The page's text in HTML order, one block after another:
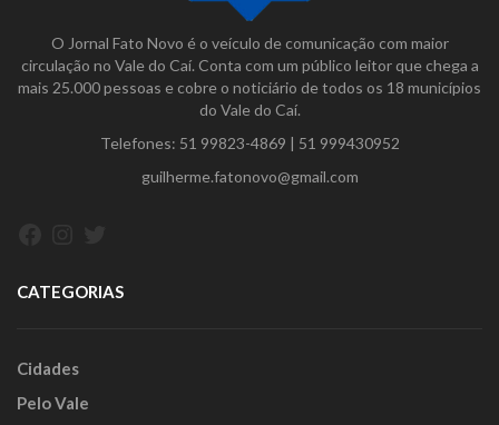
O Jornal Fato Novo é o veículo de comunicação com maior
circulação no Vale do Caí. Conta com um público leitor que chega a
mais 25.000 pessoas e cobre o noticiário de todos os 18 municípios
do Vale do Caí.
Telefones: 51 99823-4869 | 51 999430952
guilherme.fatonovo@gmail.com
CATEGORIAS
Cidades
Pelo Vale